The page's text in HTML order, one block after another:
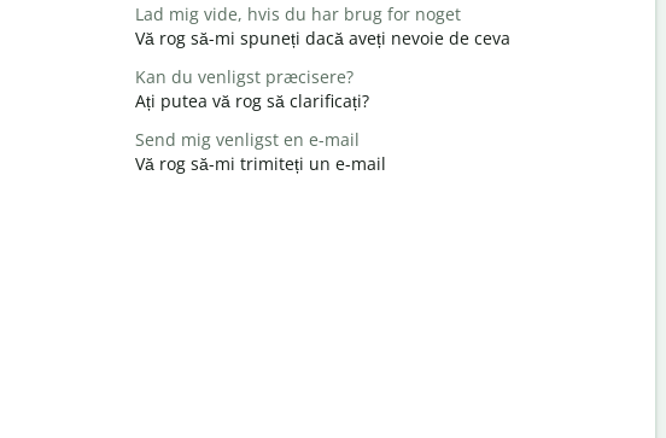
Lad mig vide, hvis du har brug for noget
Vă rog să-mi spuneți dacă aveți nevoie de ceva
Kan du venligst præcisere?
Ați putea vă rog să clarificați?
Send mig venligst en e-mail
Vă rog să-mi trimiteți un e-mail